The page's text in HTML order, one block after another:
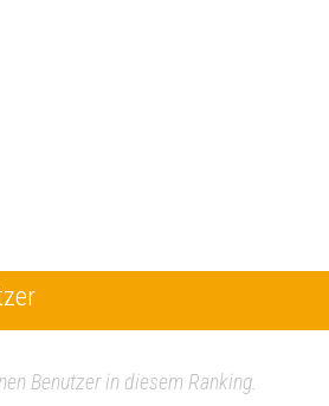
Benutzer in diesem Ranking.